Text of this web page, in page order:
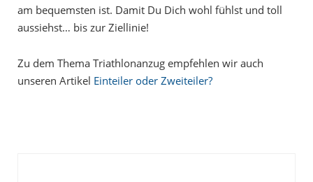
am bequemsten ist. Damit Du Dich wohl fühlst und toll
aussiehst… bis zur Ziellinie!
Zu dem Thema Triathlonanzug empfehlen wir auch
unseren Artikel Einteiler oder Zweiteiler?